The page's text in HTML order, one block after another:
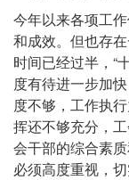
今年以来各项工
和成效。但也存
时间已经过半，“
度有待进一步加
度不够，工作执
挥还不够充分，
会干部的综合素
必须高度重视，切